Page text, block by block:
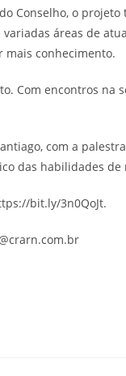
Conselho, o
áreas de
conhecimento.
Com encontros na
com a
das habilidades
bit.ly/3n0QoJt.